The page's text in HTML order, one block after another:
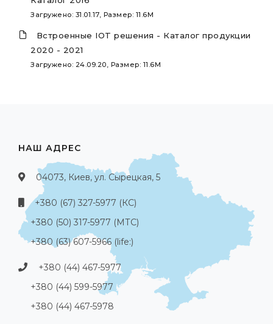
Загружено: 31.01.17, Размер: 11.6M
Встроенные IOT решения - Каталог продукции
2020 - 2021
Загружено: 24.09.20, Размер: 11.6M
НАШ АДРЕС
04073, Киев, ул. Сырецкая, 5
+380 (67) 327-5977 (КС)
+380 (50) 317-5977 (МТС)
+380 (63) 607-5966 (life:)
+380 (44) 467-5977
+380 (44) 599-5977
+380 (44) 467-5978